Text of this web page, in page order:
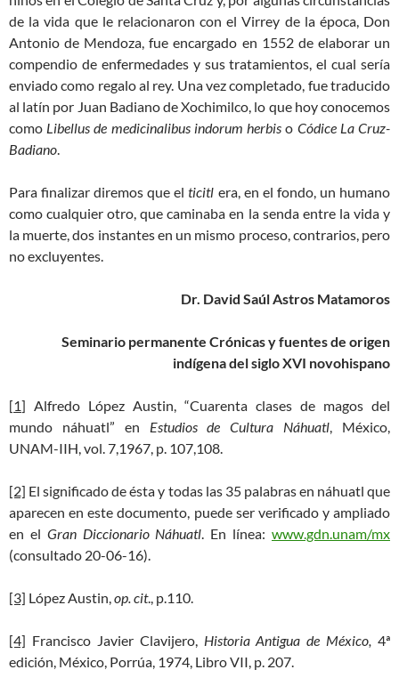
de la vida que le relacionaron con el Virrey de la época, Don
Antonio de Mendoza, fue encargado en 1552 de elaborar un
compendio de enfermedades y sus tratamientos, el cual sería
enviado como regalo al rey. Una vez completado, fue traducido
al latín por Juan Badiano de Xochimilco, lo que hoy conocemos
como Libellus de medicinalibus indorum herbiso Códice La Cruz-
Badiano
Para finalizar diremos que elticitl era, en el fondo, un humano
como cualquier otro, que caminaba en la senda entre la vida y
la muerte, dos instantes en un mismo proceso, contrarios, pero
no excluyentes.
Dr. David Saúl Astros Matamoros
Seminario permanente Crónicas y fuentes de origen
indígena del siglo XVI novohispano
[1] Alfredo López Austin, “Cuarenta clases de magos del
mundo náhuatl” en Estudios de Cultura Náhuatl , México,
UNAM-IIH, vol. 7,1967, p. 107,108.
[2] El significado de ésta y todas las 35 palabras en náhuatl que
aparecen en este documento, puede ser verificado y ampliado
en el Gran Diccionario Náhuatl . En línea:www.gdn.unam/mx
(consultado 20-06-16).
[3] López Austin, op. cit., p.110.
[4] Francisco Javier Clavijero, Historia Antigua de México, 4ª
edición, México, Porrúa, 1974, Libro VII, p. 207.